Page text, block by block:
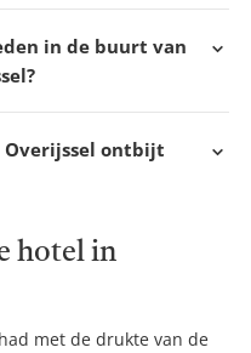
in de buurt van
Overijssel ontbijt
hotel in
met de drukte van de